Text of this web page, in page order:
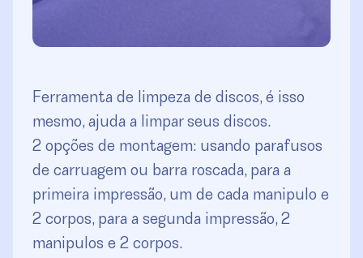
Ferramenta de limpeza de discos, é isso
mesmo, ajuda a limpar seus discos.
2 opções de montagem: usando parafusos
de carruagem ou barra roscada, para a
primeira impressão, um de cada manipulo e
2 corpos, para a segunda impressão, 2
manipulos e 2 corpos.